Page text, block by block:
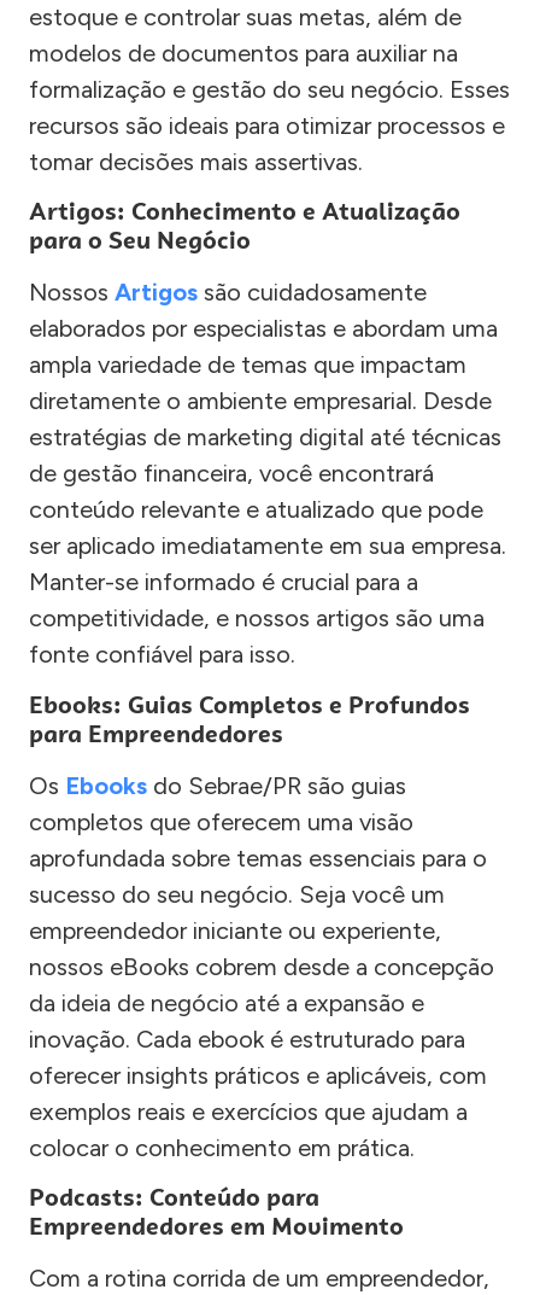
estoque e controlar suas metas, além de
modelos de documentos para auxiliar na
formalização e gestão do seu negócio. Esses
recursos são ideais para otimizar processos e
tomar decisões mais assertivas.
Artigos: Conhecimento e Atualização
para o Seu Negócio
Nossos Artigos são cuidadosamente
elaborados por especialistas e abordam uma
ampla variedade de temas que impactam
diretamente o ambiente empresarial. Desde
estratégias de marketing digital até técnicas
de gestão financeira, você encontrará
conteúdo relevante e atualizado que pode
ser aplicado imediatamente em sua empresa.
Manter-se informado é crucial para a
competitividade, e nossos artigos são uma
fonte confiável para isso.
Ebooks: Guias Completos e Profundos
para Empreendedores
Os Ebooks do Sebrae/PR são guias
completos que oferecem uma visão
aprofundada sobre temas essenciais para o
sucesso do seu negócio. Seja você um
empreendedor iniciante ou experiente,
nossos eBooks cobrem desde a concepção
da ideia de negócio até a expansão e
inovação. Cada ebook é estruturado para
oferecer insights práticos e aplicáveis, com
exemplos reais e exercícios que ajudam a
colocar o conhecimento em prática.
Podcasts: Conteúdo para
Empreendedores em Movimento
Com a rotina corrida de um empreendedor,